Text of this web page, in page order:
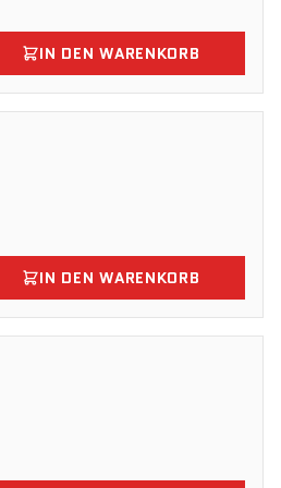
IN DEN WARENKORB
IN DEN WARENKORB